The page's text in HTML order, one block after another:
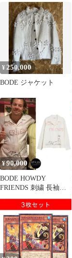
talk studio bode
¥ 250,000
BODE ジャケット
¥90,000
BODE HOWDY
FRIENDS 刺繍 長袖シ